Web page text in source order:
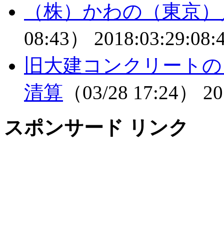
（株）かわの（東京
08:43）
旧大建コンクリート
清算 （03/28 17:24）
スポンサード リンク